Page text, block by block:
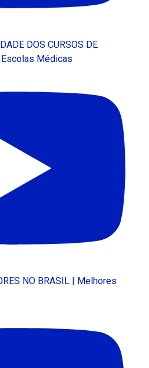
DOS CURSOS DE
Médicas
NO BRASIL | Melhores